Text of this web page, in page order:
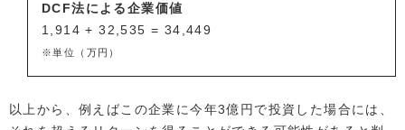
DCF法による企業価値
1,914 + 32,535 = 34,449
※単位（万円）
以上から、例えばこの企業に今年3億円で投資した場合には、